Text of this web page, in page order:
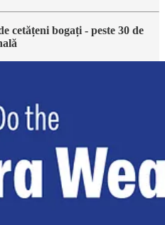
cetățeni bogați - peste 30 de